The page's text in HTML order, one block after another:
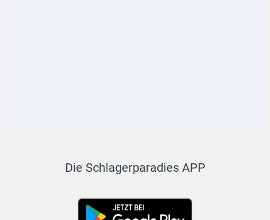
Die Schlagerparadies APP